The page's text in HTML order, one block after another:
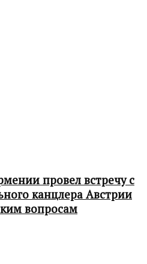
провел встречу с
канцлера Австрии
вопросам